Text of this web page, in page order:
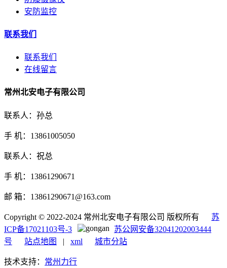
安防监控
联系我们
联系我们
在线留言
常州北安电子有限公司
联系人：孙总
手 机：13861005050
联系人：祝总
手 机：13861290671
邮 箱：13861290671@163.com
Copyright © 2022-2024 常州北安电子有限公司 版权所有 苏
ICP备17021103号-3
苏公网安备32041202003444
号
站点地图 | xml 城市分站
技术支持： 常州力行